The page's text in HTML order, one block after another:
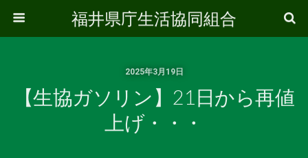
福井県庁生活協同組合
2025年3月19日
【生協ガソリン】21日から再値
上げ・・・